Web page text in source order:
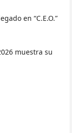
en “C.E.O.”
muestra su